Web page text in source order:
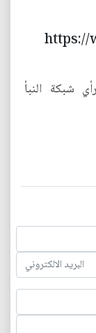
https://
شبكة النبأ